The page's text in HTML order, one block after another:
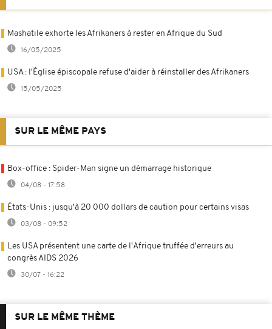
Mashatile exhorte les Afrikaners à rester en Afrique du Sud
16/05/2025
USA : l'Église épiscopale refuse d'aider à réinstaller des Afrikaners
15/05/2025
SUR LE MÊME PAYS
Box-office : Spider-Man signe un démarrage historique
04/08 - 17:58
États-Unis : jusqu'à 20 000 dollars de caution pour certains visas
03/08 - 09:52
Les USA présentent une carte de l'Afrique truffée d'erreurs au
congrès AIDS 2026
30/07 - 16:22
SUR LE MÊME THÈME